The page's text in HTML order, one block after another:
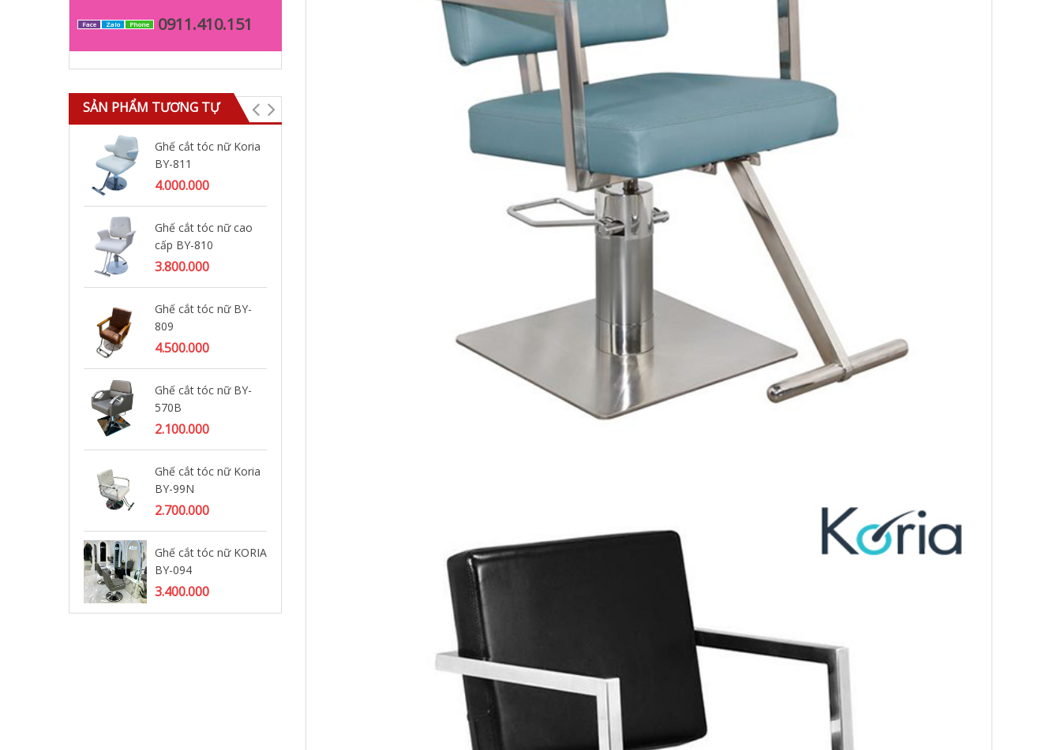
Face Zalo Phone 0911.410.151
SẢN PHẨM TƯƠNG TỰ
Ghế cắt tóc nữ Koria
BY-811
4.000.000
Ghế cắt tóc nữ cao
cấp BY-810
3.800.000
Ghế cắt tóc nữ BY-
809
4.500.000
Ghế cắt tóc nữ BY-
570B
2.100.000
Ghế cắt tóc nữ Koria
BY-99N
2.700.000
Ghế cắt tóc nữ KORIA
BY-094
3.400.000